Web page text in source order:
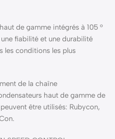
de gamme intégrés à 105 °
fiabilité et une durabilité
les conditions les plus
de la chaîne
haut de gamme de
être utilisés: Rubycon,